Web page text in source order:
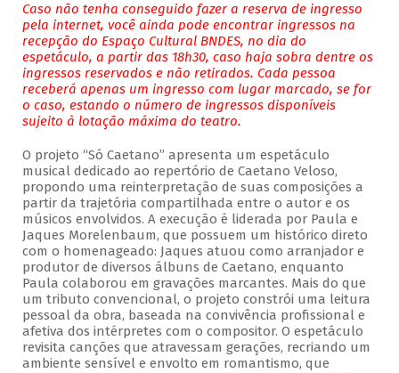
Caso não tenha conseguido fazer a reserva de ingresso
pela internet, você ainda pode encontrar ingressos na
recepção do Espaço Cultural BNDES, no dia do
espetáculo, a partir das 18h30, caso haja sobra dentre os
ingressos reservados e não retirados. Cada pessoa
receberá apenas um ingresso com lugar marcado, se for
o caso, estando o número de ingressos disponíveis
sujeito à lotação máxima do teatro.
O projeto “Só Caetano” apresenta um espetáculo
musical dedicado ao repertório de Caetano Veloso,
propondo uma reinterpretação de suas composições a
partir da trajetória compartilhada entre o autor e os
músicos envolvidos. A execução é liderada por Paula e
Jaques Morelenbaum, que possuem um histórico direto
com o homenageado: Jaques atuou como arranjador e
produtor de diversos álbuns de Caetano, enquanto
Paula colaborou em gravações marcantes. Mais do que
um tributo convencional, o projeto constrói uma leitura
pessoal da obra, baseada na convivência profissional e
afetiva dos intérpretes com o compositor. O espetáculo
revisita canções que atravessam gerações, recriando um
ambiente sensível e envolto em romantismo, que